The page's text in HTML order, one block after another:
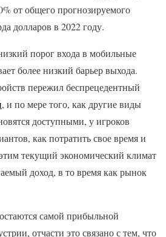
от общего прогнозируемого
долларов в 2022 году.
порог входа в мобильные
более низкий барьер выхода.
пережил беспрецедентный
, и по мере того, как другие виды
доступными, у игроков
как потратить свое время и
текущий экономический климат
доход, в то время как рынок
самой прибыльной
отчасти это связано с тем, что